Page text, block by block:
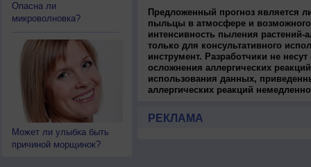
Опасна ли
микроволновка?
Может ли улыбка быть
причиной морщинок?
Предложенный прогноз является
пыльцы в атмосфере и
интенсивность пыления растений-
только для консультативного
инструмент. Разработчики не
осложнения аллергических
использования данных,
аллергических реакций
РЕКЛАМА